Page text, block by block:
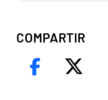
COMPARTIR